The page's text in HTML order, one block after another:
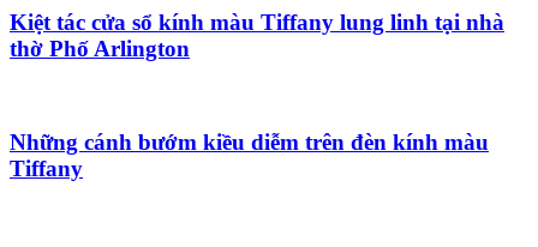
Kiệt tác cửa sổ kính màu Tiffany lung linh tại nhà
thờ Phố Arlington
Những cánh bướm kiều diễm trên đèn kính màu
Tiffany